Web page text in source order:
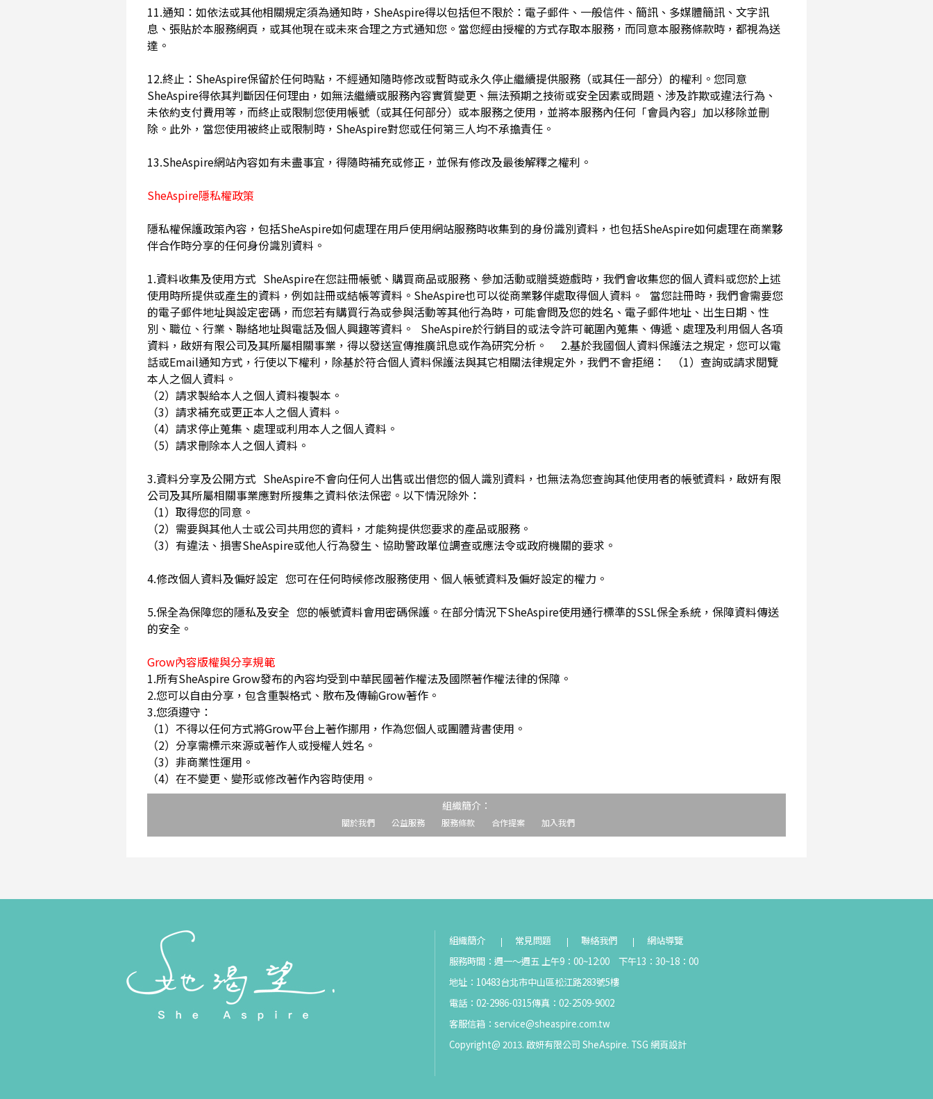
11.通知：如依法或其他相關規定須為通知時，SheAspire得以包括但不限於：電子郵件、一般信件、簡訊、多媒體簡訊、文字訊
息、張貼於本服務網頁，或其他現在或未來合理之方式通知您。當您經由授權的方式存取本服務，而同意本服務條款時，都視為送
達。
12.終止：SheAspire保留於任何時點，不經通知隨時修改或暫時或永久停止繼續提供服務（或其任一部分）的權利。您同意
SheAspire得依其判斷因任何理由，如無法繼續或服務內容實質變更、無法預期之技術或安全因素或問題、涉及詐欺或違法行為、
未依約支付費用等，而終止或限制您使用帳號（或其任何部分）或本服務之使用，並將本服務內任何「會員內容」加以移除並刪
除。此外，當您使用被終止或限制時，SheAspire對您或任何第三人均不承擔責任。
13.SheAspire網站內容如有未盡事宜，得隨時補充或修正，並保有修改及最後解釋之權利。
SheAspire隱私權政策
隱私權保護政策內容，包括SheAspire如何處理在用戶使用網站服務時收集到的身份識別資料，也包括SheAspire如何處理在商業夥
伴合作時分享的任何身份識別資料。
1.資料收集及使用方式 SheAspire在您註冊帳號、購買商品或服務、參加活動或贈獎遊戲時，我們會收集您的個人資料或您於上述
使用時所提供或產生的資料，例如註冊或結帳等資料。SheAspire也可以從商業夥伴處取得個人資料。 當您註冊時，我們會需要您
的電子郵件地址與設定密碼，而您若有購買行為或參與活動等其他行為時，可能會問及您的姓名、電子郵件地址、出生日期、性
別、職位、行業、聯絡地址與電話及個人興趣等資料。 SheAspire於行銷目的或法令許可範圍內蒐集、傳遞、處理及利用個人各項
資料，啟妍有限公司及其所屬相關事業，得以發送宣傳推廣訊息或作為研究分析。 2.基於我國個人資料保護法之規定，您可以電
話或Email通知方式，行使以下權利，除基於符合個人資料保護法與其它相關法律規定外，我們不會拒絕： （1）查詢或請求閱覽
本人之個人資料。
（2）請求製給本人之個人資料複製本。
（3）請求補充或更正本人之個人資料。
（4）請求停止蒐集、處理或利用本人之個人資料。
（5）請求刪除本人之個人資料。
3.資料分享及公開方式 SheAspire不會向任何人出售或出借您的個人識別資料，也無法為您查詢其他使用者的帳號資料，啟妍有限
公司及其所屬相關事業應對所搜集之資料依法保密。以下情況除外：
（1）取得您的同意。
（2）需要與其他人士或公司共用您的資料，才能夠提供您要求的產品或服務。
（3）有違法、損害SheAspire或他人行為發生、協助警政單位調查或應法令或政府機關的要求。
4.修改個人資料及偏好設定 您可在任何時候修改服務使用、個人帳號資料及偏好設定的權力。
5.保全為保障您的隱私及安全 您的帳號資料會用密碼保護。在部分情況下SheAspire使用通行標準的SSL保全系統，保障資料傳送
的安全。
Grow內容版權與分享規範
1.所有SheAspire Grow發布的內容均受到中華民國著作權法及國際著作權法律的保障。
2.您可以自由分享，包含重製格式、散布及傳輸Grow著作。
3.您須遵守：
（1）不得以任何方式將Grow平台上著作挪用，作為您個人或團體背書使用。
（2）分享需標示來源或著作人或授權人姓名。
（3）非商業性運用。
（4）在不變更、變形或修改著作內容時使用。
組織簡介：
關於我們 公益服務 服務條款 合作提案 加入我們
組織簡介 常見問題 聯絡我們
網站導覽
服務時間：週一～週五 上午9：00~12:00 下午13：30~18：00
地址：10483台北市中山區松江路283號5樓
電話：02-2986-0315傳真：02-2509-9002
客服信箱： service@sheaspire.com.tw
Copyright@ 2013. 啟妍有限公司 SheAspire. TSG 網頁設計